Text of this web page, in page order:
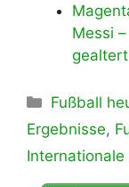
Messi
Kategorien
Fußball
Ergebnisse,